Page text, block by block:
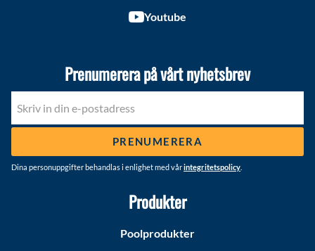
Youtube
Prenumerera på vårt nyhetsbrev
PRENUMERERA
Dina personuppgifter behandlas i enlighet med vårintegritetspolicy
Produkter
Poolprodukter